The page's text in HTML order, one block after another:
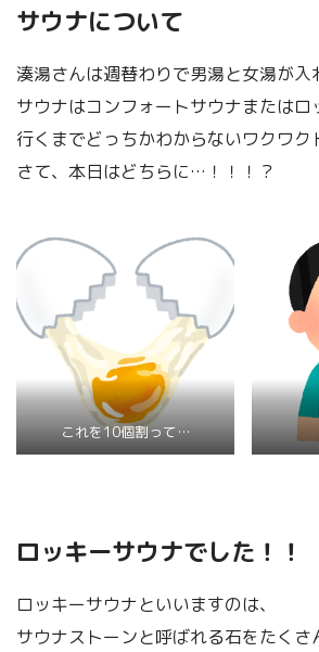
サウナについて
湊湯さんは週替わりで男湯と女湯が入
サウナはコンフォートサウナまたはロ
行くまでどっちかわからないワクワ
さて、本日はどちらに…！！！？
これを10個割って…
ロッキーサウナでした！！
ロッキーサウナといいますのは、
サウナストーンと呼ばれる石をたくさ